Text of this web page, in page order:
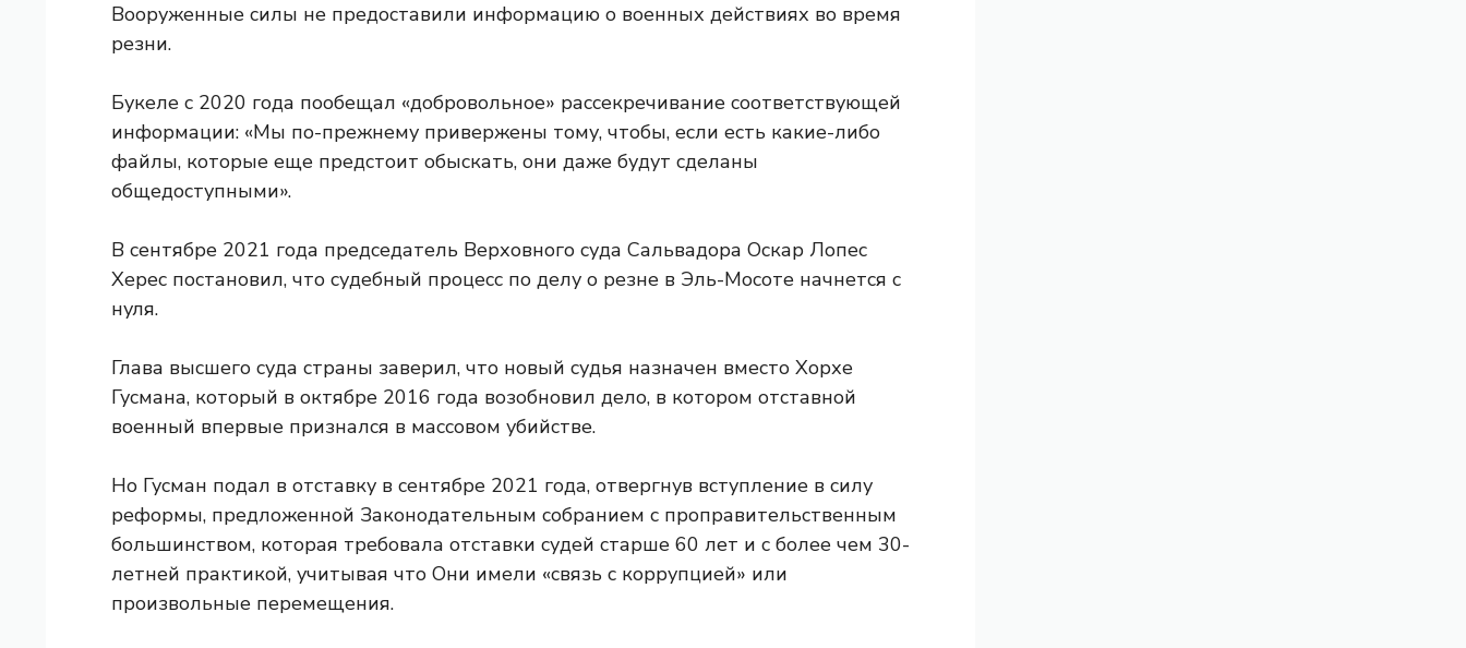
Вооруженные силы не предоставили информацию о военных действиях во время
резни.
Букеле с 2020 года пообещал «добровольное» рассекречивание соответствующей
информации: «Мы по-прежнему привержены тому, чтобы, если есть какие-либо
файлы, которые еще предстоит обыскать, они даже будут сделаны
общедоступными».
В сентябре 2021 года председатель Верховного суда Сальвадора Оскар Лопес
Херес постановил, что судебный процесс по делу о резне в Эль-Мосоте начнется с
нуля.
Глава высшего суда страны заверил, что новый судья назначен вместо Хорхе
Гусмана, который в октябре 2016 года возобновил дело, в котором отставной
военный впервые признался в массовом убийстве.
Но Гусман подал в отставку в сентябре 2021 года, отвергнув вступление в силу
реформы, предложенной Законодательным собранием с проправительственным
большинством, которая требовала отставки судей старше 60 лет и с более чем 30-
летней практикой, учитывая что Они имели «связь с коррупцией» или
произвольные перемещения.